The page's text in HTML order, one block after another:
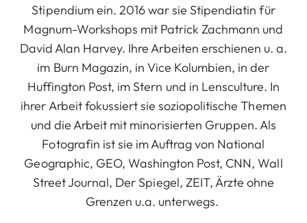
Stipendium ein. 2016 war sie Stipendiatin für
Magnum-Workshops mit Patrick Zachmann und
David Alan Harvey. Ihre Arbeiten erschienen u. a.
im Burn Magazin, in Vice Kolumbien, in der
Huffington Post, im Stern und in Lensculture. In
ihrer Arbeit fokussiert sie soziopolitische Themen
und die Arbeit mit minorisierten Gruppen. Als
Fotografin ist sie im Auftrag von National
Geographic, GEO, Washington Post, CNN, Wall
Street Journal, Der Spiegel, ZEIT, Ärzte ohne
Grenzen u.a. unterwegs.